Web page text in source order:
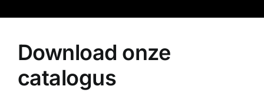
Download onze
catalogus